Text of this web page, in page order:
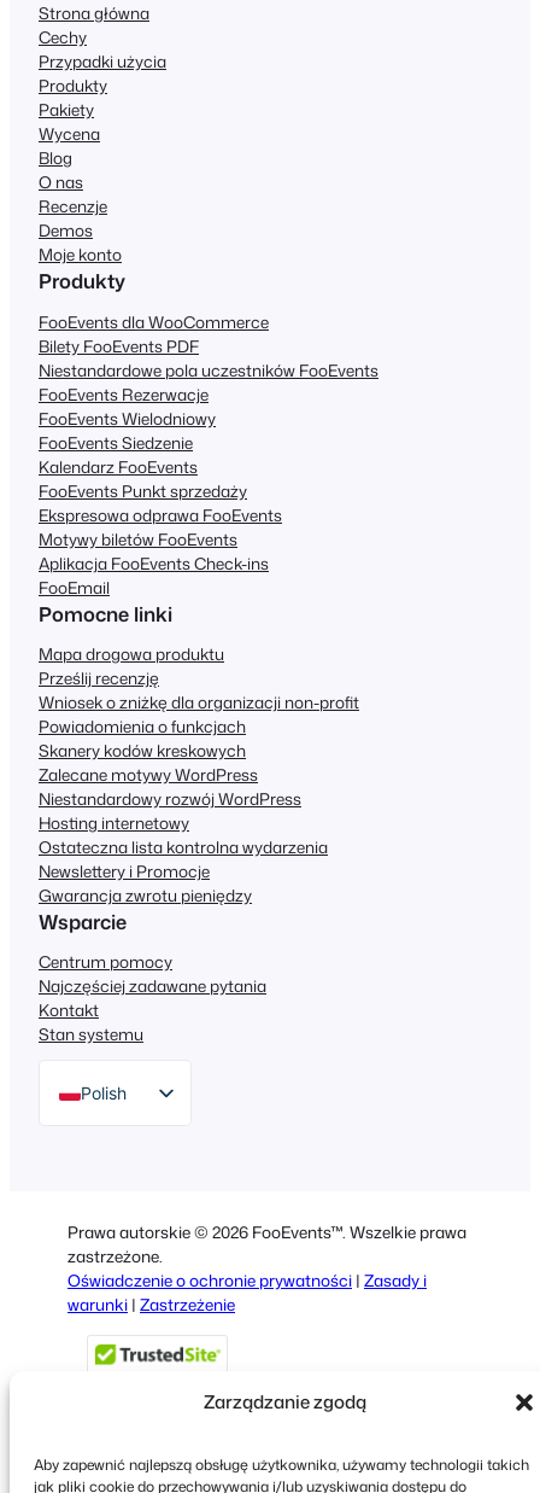
Zarządzanie zgodą
Aby zapewnić najlepszą obsługę użytkownika, używamy technologii takich
jak pliki cookie do przechowywania i/lub uzyskiwania dostępu do
Strona główna
Cechy
Przypadki użycia
Produkty
Pakiety
Wycena
Blog
O nas
Recenzje
Demos
Moje konto
Produkty
FooEvents dla WooCommerce
Bilety FooEvents PDF
Niestandardowe pola uczestników FooEvents
FooEvents Rezerwacje
FooEvents Wielodniowy
FooEvents Siedzenie
Kalendarz FooEvents
FooEvents Punkt sprzedaży
Ekspresowa odprawa FooEvents
Motywy biletów FooEvents
Aplikacja FooEvents Check-ins
FooEmail
Pomocne linki
Mapa drogowa produktu
Prześlij recenzję
Wniosek o zniżkę dla organizacji non-profit
Powiadomienia o funkcjach
Skanery kodów kreskowych
Zalecane motywy WordPress
Niestandardowy rozwój WordPress
Hosting internetowy
Ostateczna lista kontrolna wydarzenia
Newslettery i Promocje
Gwarancja zwrotu pieniędzy
Wsparcie
Centrum pomocy
Najczęściej zadawane pytania
Kontakt
Stan systemu
Polish
Spanish
Italian
Portuguese
French
Prawa autorskie © 2026 FooEvents™. Wszelkie prawa
zastrzeżone.
Oświadczenie o ochronie prywatności | Zasady i
warunki | Zastrzeżenie